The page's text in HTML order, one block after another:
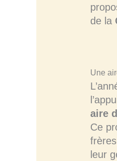
de la
Une
aire
Ce
leur